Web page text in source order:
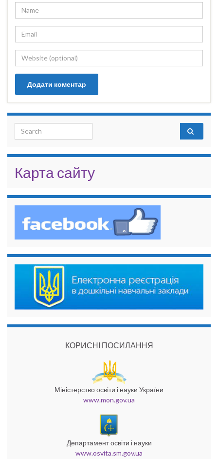
Search for:
Карта сайту
КОРИСНІ ПОСИЛАННЯ
Міністерство освіти і науки України
www.mon.gov.ua
Департамент освіти і науки
www.osvita.sm.gov.ua